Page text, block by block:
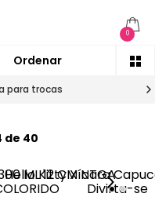
0
para trocas
de 40